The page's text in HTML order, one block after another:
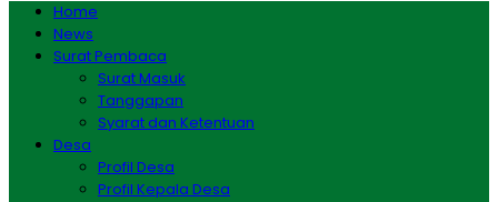
Home
News
Surat Pembaca
Surat Masuk
Tanggapan
Syarat dan Ketentuan
Desa
Profil Desa
Profil Kepala Desa